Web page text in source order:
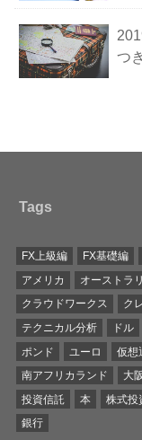
つ
Tags
FX上級編 FX基礎編
アメリカ
オーストラ
クラウドワークス
ク
テクニカル分析
ドル
ポンド
ユーロ 仮想
南アフリカランド
大
投資信託
本 株式投
銀行